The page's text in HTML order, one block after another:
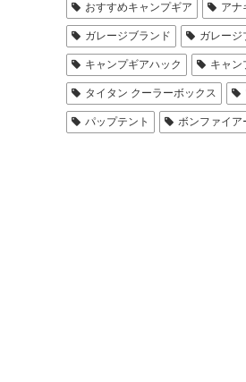
おすすめキャンプギア アナ
ガレージブランド ガレージ
キャンプギアハック キャン
タイタン クーラーボックス
パップテント ボンファイア